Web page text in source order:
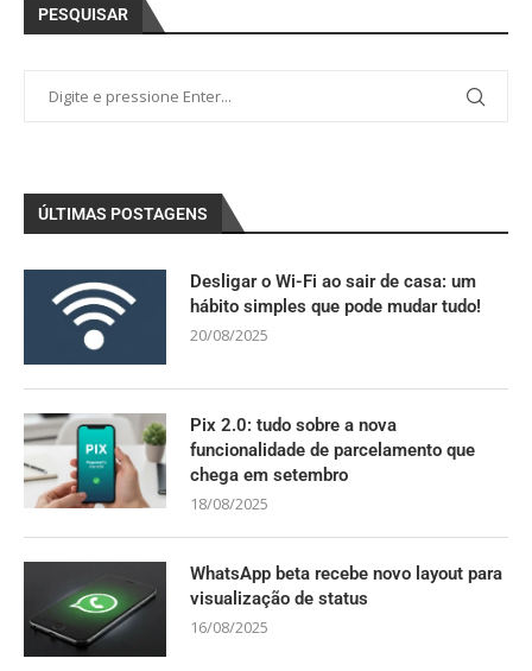
PESQUISAR
ÚLTIMAS POSTAGENS
Desligar o Wi-Fi ao sair de casa: um
hábito simples que pode mudar tudo!
20/08/2025
Pix 2.0: tudo sobre a nova
funcionalidade de parcelamento que
chega em setembro
18/08/2025
WhatsApp beta recebe novo layout para
visualização de status
16/08/2025